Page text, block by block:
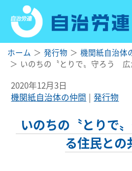
ホーム 発行物
機関紙自治体
いのちの〝とりで〟守ろう 広
2020年12月3日
機関紙自治体の仲間
発行物
いのちの〝とりで
る住民との